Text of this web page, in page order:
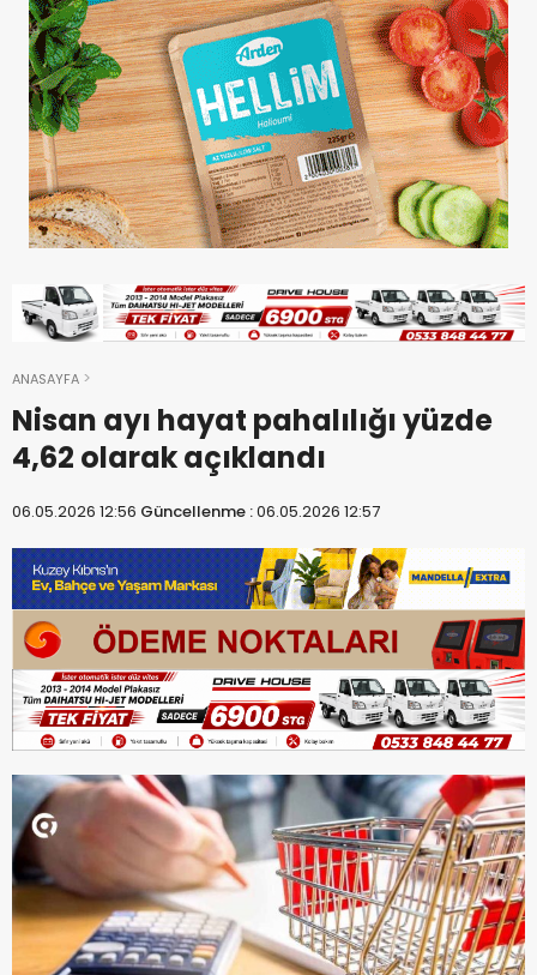
ANASAYFA
Nisan ayı hayat pahalılığı yüzde
4,62 olarak açıklandı
06.05.2026 12:56 Güncellenme :06.05.2026 12:57